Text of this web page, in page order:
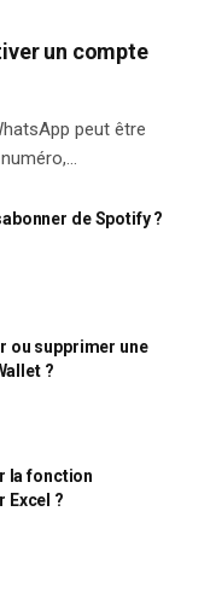
un compte
peut être
de Spotify ?
ou supprimer une
?
la fonction
Excel ?